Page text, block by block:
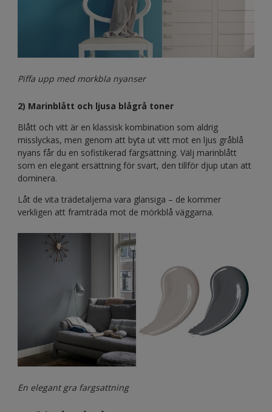
Piffa upp med morkbla nyanser
2) Marinblått och ljusa blågrå toner
Blått och vitt är en klassisk kombination som aldrig
misslyckas, men genom att byta ut vitt mot en ljus gråblå
nyans får du en sofistikerad färgsättning. Välj marinblått
som en elegant ersättning för svart, den tillför djup utan att
dominera.
Låt de vita trädetaljerna vara glansiga – de kommer
verkligen att framträda mot de mörkblå väggarna.
En elegant gra fargsattning